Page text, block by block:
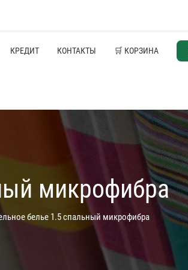
КРЕДИТ КОНТАКТЫ 🛒 КОРЗИНА
микрофибра
белье 1.5 спальный микрофибра